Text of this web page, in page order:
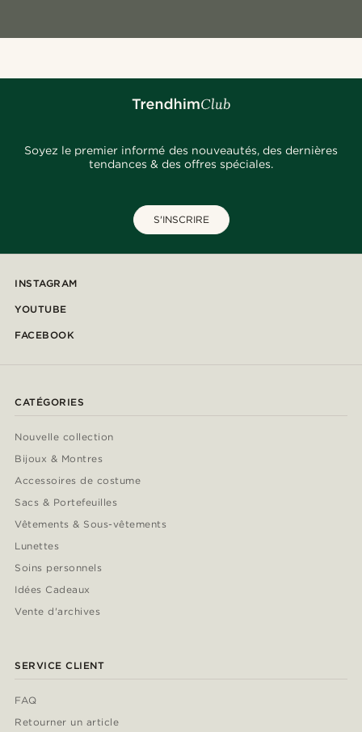
Soyez le premier informé des nouveautés, des dernières
tendances & des offres spéciales.
S'INSCRIRE
INSTAGRAM
YOUTUBE
FACEBOOK
CATÉGORIES
Nouvelle collection
Bijoux & Montres
Accessoires de costume
Sacs & Portefeuilles
Vêtements & Sous-vêtements
Lunettes
Soins personnels
Idées Cadeaux
Vente d'archives
SERVICE CLIENT
FAQ
Retourner un article